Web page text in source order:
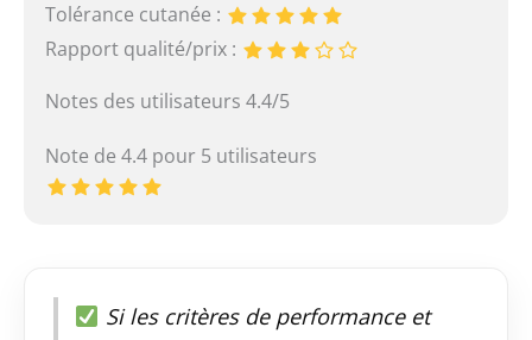
Tolérance cutanée :
Rapport qualité/prix :
Notes des utilisateurs 4.4/5
Note de 4.4 pour 5 utilisateurs
Si les critères de performance et